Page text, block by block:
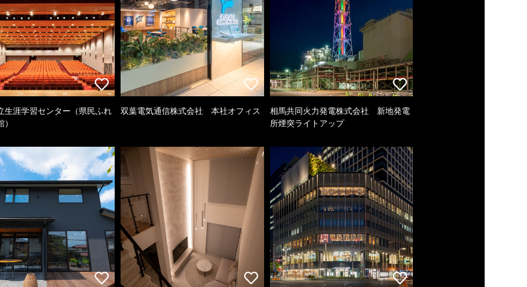
生涯学習センター（県民ふれ
双葉電気通信株式会社 本社オフィス
相馬共同火力発電株式会社 新地発電
所煙突ライトアップ